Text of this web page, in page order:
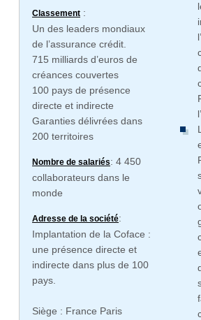
Classement :
Un des leaders mondiaux
de l’assurance crédit.
715 milliards d’euros de
créances couvertes
100 pays de présence
directe et indirecte
Garanties délivrées dans
200 territoires
Nombre de salariés: 4 450
collaborateurs dans le
monde
Adresse de la société:
Implantation de la Coface :
une présence directe et
indirecte dans plus de 100
pays.
Siège : France Paris